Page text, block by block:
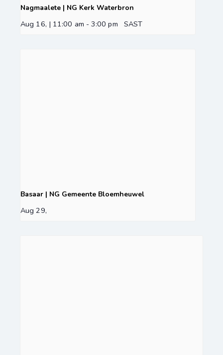
Nagmaalete | NG Kerk Waterbron
Aug 16, | 11:00 am - 3:00 pm SAST
Basaar | NG Gemeente Bloemheuwel
Aug 29,